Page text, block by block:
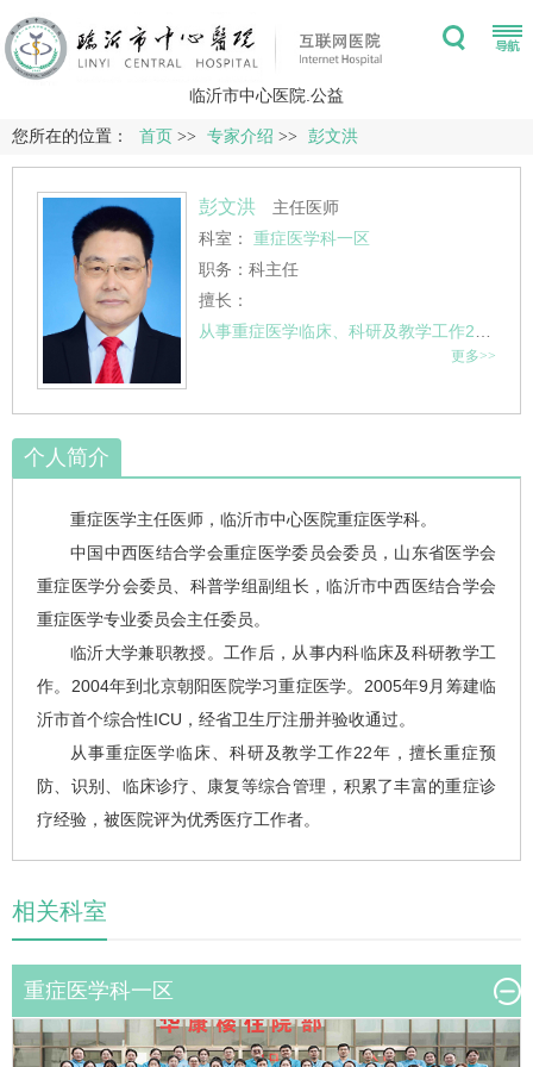
临沂市中心医院.公益
您所在的位置： 首页 >> 专家介绍 >> 彭文洪
彭文洪
主任医师
科室： 重症医学科一区
职务：科主任
擅长：
更多>>
个人简介
重症医学主任医师，临沂市中心医院重症医学科。
中国中西医结合学会重症医学委员会委员，山东省医学会
重症医学分会委员、科普学组副组长，临沂市中西医结合学会
重症医学专业委员会主任委员。
临沂大学兼职教授。工作后，从事内科临床及科研教学工
作。2004年到北京朝阳医院学习重症医学。2005年9月筹建临
沂市首个综合性ICU ，经省卫生厅注册并验收通过。
从事重症医学临床、科研及教学工作22年，擅长重症预
防、识别、临床诊疗、康复等综合管理，积累了丰富的重症诊
疗经验，被医院评为优秀医疗工作者。
相关科室
重症医学科一区